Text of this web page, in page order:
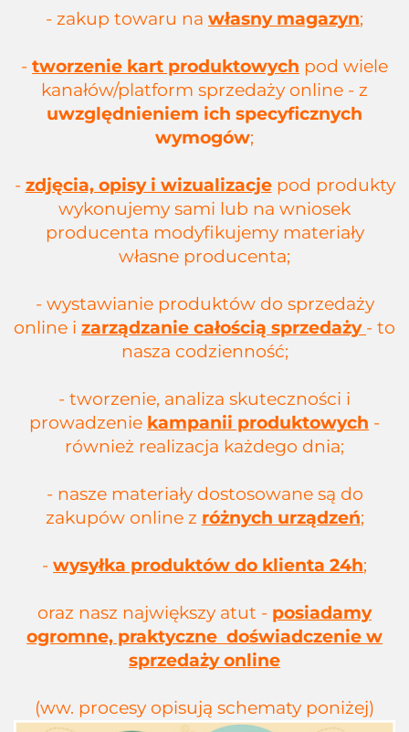
- zakup towaru na własny magazyn;
- tworzenie kart produktowych pod wiele
kanałów/platform sprzedaży online - z
uwzględnieniem ich specyficznych
wymogów;
- zdjęcia, opisy i wizualizacjepod produkty
wykonujemy sami lub na wniosek
producenta modyfikujemy materiały
własne producenta;
- wystawianie produktów do sprzedaży
online i zarządzanie całością sprzedaży - to
nasza codzienność;
- tworzenie, analiza skuteczności i
prowadzenie kampanii produktowych -
również realizacja każdego dnia;
- nasze materiały dostosowane są do
zakupów online z różnych urządzeń;
- wysyłka produktów do klienta 24h;
oraz nasz największy atut - posiadamy
ogromne, praktyczne doświadczenie w
sprzedaży online
(ww. procesy opisują schematy poniżej)